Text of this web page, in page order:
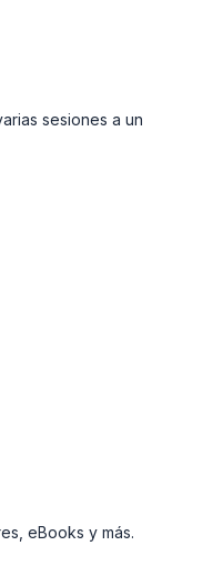
sesiones a un
eBooks y más.